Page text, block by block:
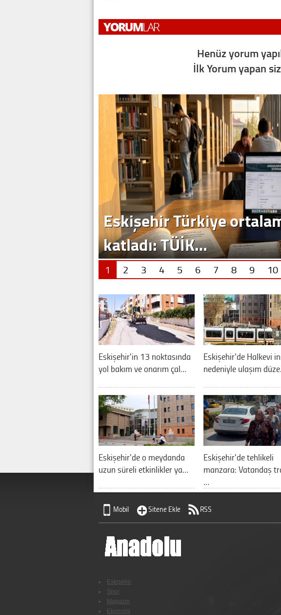
Henüz yorum
İlk Yorum yapan
Eskişehir Türkiye
katladı: TÜİK…
1 2 3 4 5 6 7 8 9 10
Eskişehir'in 13 noktasında
yol bakım ve onarım çal…
Eskişehir'de Halkevi
nedeniyle ulaşım
Eskişehir'de o meydanda
uzun süreli etkinlikler ya…
Eskişehir'de tehlikeli
manzara: Vatandaş
…
Mobil Sitene Ekle RSS
Eskişehir
Spor
Magazin
Ekonomi